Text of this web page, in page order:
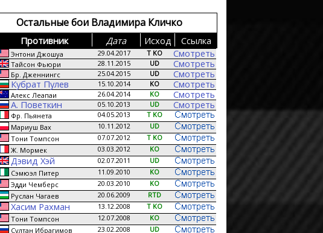
Остальные бои Владимира Кличко
Противник Дата Исход Сcылка
Энтони Джошуа 29.04.2017 T KO Смотреть
Тайсон Фьюри 28.11.2015 UD Смотреть
Бр. Дженнингс 25.04.2015 UD Смотреть
Кубрат Пулев 15.10.2014 KO Смотреть
Алекс Леапаи 26.04.2014 KO Смотреть
А. Поветкин 05.10.2013 UD Смотреть
Фр. Пьянета 04.05.2013
T KO
Мариуш Вах 10.11.2012
UD
Тони Томпсон 07.07.2012
T KO
Ж. Мормек 03.03.2012
KO
Дэвид Хэй 02.07.2011
UD
Сэмюэл Питер 11.09.2010
KO
Эдди Чемберс 20.03.2010
KO
Руслан Чагаев 20.06.2009
RTD
Хасим Рахман 13.12.2008
T KO
Тони Томпсон 12.07.2008
KO
Султан Ибрагимов 23.02.2008
UD